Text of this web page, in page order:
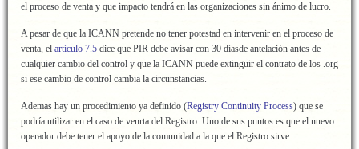
el proceso de venta y que impacto tendrá en las organizaciones sin ánimo de lucro.
A pesar de que la ICANN pretende no tener potestad en intervenir en el proceso de
venta, el artículo 7.5 dice que PIR debe avisar con 30 díasde antelación antes de
cualquier cambio del control y que la ICANN puede extinguir el contrato de los .org
si ese cambio de control cambia la circunstancias.
Ademas hay un procedimiento ya definido (Registry Continuity Process) que se
podría utilizar en el caso de venrta del Registro. Uno de sus puntos es que el nuevo
operador debe tener el apoyo de la comunidad a la que el Registro sirve.